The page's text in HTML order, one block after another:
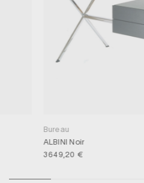
Bureau
ALBINI Noir
3 649,20 €